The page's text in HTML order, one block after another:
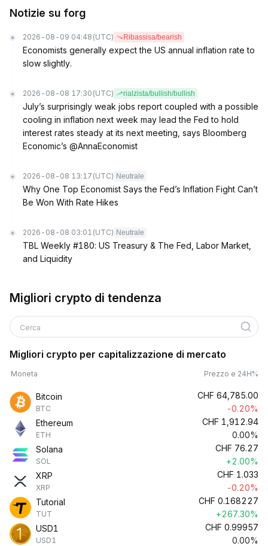
Notizie su forg
2026-08-09 04:48 (UTC) Ribassisa/bearish
Economists generally expect the US annual inflation rate to
slow slightly.
2026-08-08 17:30 (UTC) rialzista/bullish/bullish
July’s surprisingly weak jobs report coupled with a possible
cooling in inflation next week may lead the Fed to hold
interest rates steady at its next meeting, says Bloomberg
Economic’s @AnnaEconomist
2026-08-08 13:17 (UTC) Neutrale
Why One Top Economist Says the Fed’s Inflation Fight Can’t
Be Won With Rate Hikes
2026-08-08 03:01 (UTC) Neutrale
TBL Weekly #180: US Treasury & The Fed, Labor Market,
and Liquidity
Migliori crypto di tendenza
Cerca
Migliori crypto per capitalizzazione di mercato
Moneta Prezzo e 24H%
Bitcoin
BTC
CHF 64,785.00
-0.20%
Ethereum
ETH
CHF 1,912.94
0.00%
Solana
SOL
CHF 76.27
+2.00%
XRP
XRP
CHF 1.033
-0.20%
Tutorial
TUT
CHF 0.168227
+267.30%
USD1
USD1
CHF 0.99957
0.00%